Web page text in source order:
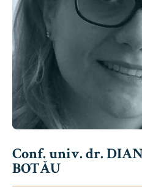
Conf. univ. dr.
BOTĂU